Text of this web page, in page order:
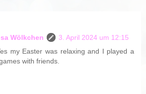
Wölkchen
3. April 2024 um 12:15
my Easter was relaxing and I played a
with friends.